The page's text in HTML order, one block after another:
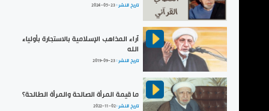
تاريخ النشر :2024-05-23
آراء المذاهب الإسلامية بالاستجارة بأولياء
الله
تاريخ النشر :2019-09-23
ما قيمة المرأة الصالحة والمرأة الطالحة؟
تاريخ النشر :2022-11-02